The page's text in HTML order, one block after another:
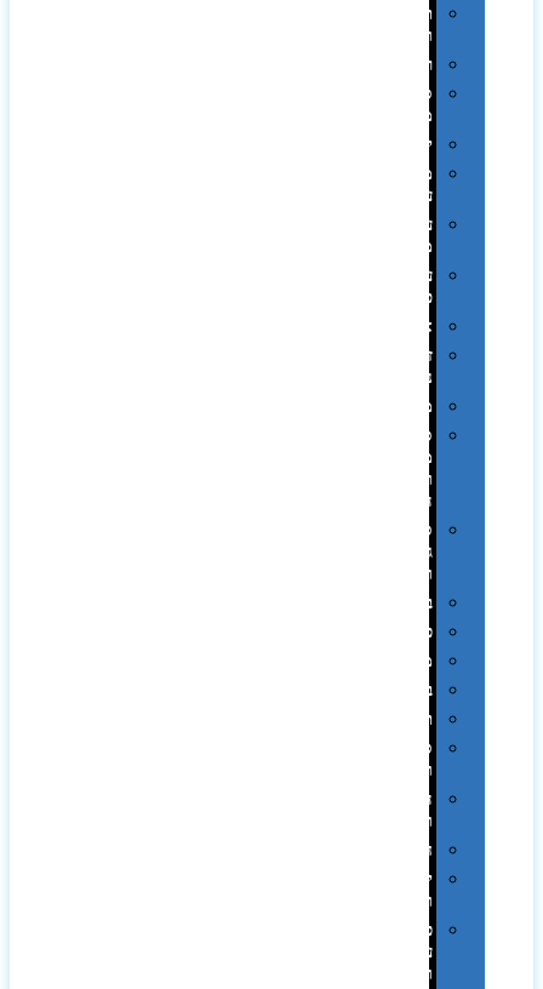
תערוכות
וכנסים
רמקולים
סוכריות
ממותגות
יודאיקה
מארזי
עטים
עטי
מתכת
עטי
פלסטיק
אוזניות
זכרונות
ניידים
מפצלים
סביבת
מחשב
וציוד
היקפי
סוללות
גיבוי
ומטענים
ביגוד
כובעים
מגבות
בקבוקים
תרמי
ספלים
וכוסות
הוקרה
ואומנות
חגים
יין
ומארזים
כלי
עבודה
ופנסים